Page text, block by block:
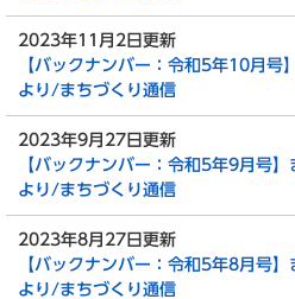
2023年11月2日更新
【バックナンバー：令和5年10月号
より/まちづくり通信
2023年9月27日更新
【バックナンバー：令和5年9月号
より/まちづくり通信
2023年8月27日更新
【バックナンバー：令和5年8月号
より/まちづくり通信